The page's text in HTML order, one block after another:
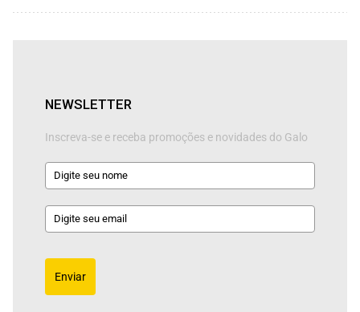
NEWSLETTER
Inscreva-se e receba promoções e novidades do Galo
Enviar